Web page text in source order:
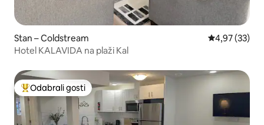
Stan – Coldstream Prosječna
4,97 (33)
Hotel KALAVIDA na plaži Kal
Među najviše rangiranima s oznakom „Odabrali gosti”
Odabrali gosti